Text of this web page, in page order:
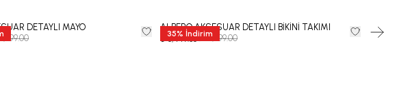
DETAYLI MAYO
35% İndirim
ALBERO AKSESUAR DETAYLI BİKİNİ TAKIMI
₺ 8,449.35₺ 12,999.00 35
BREZZA
₺ 6,499.35